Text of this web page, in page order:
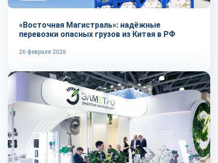
«Восточная Магистраль»: надёжные
перевозки опасных грузов из Китая в РФ
26 февраля 2026